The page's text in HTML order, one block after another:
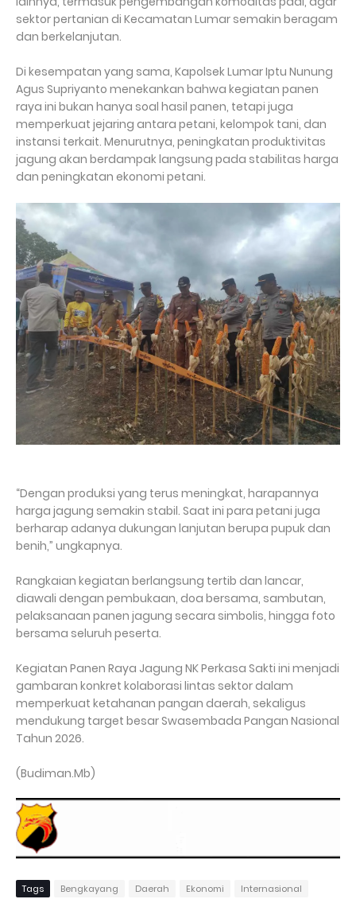
sektor pertanian di Kecamatan Lumar semakin beragam
dan berkelanjutan.
Di kesempatan yang sama, Kapolsek Lumar Iptu Nunung
Agus Supriyanto menekankan bahwa kegiatan panen
raya ini bukan hanya soal hasil panen, tetapi juga
memperkuat jejaring antara petani, kelompok tani, dan
instansi terkait. Menurutnya, peningkatan produktivitas
jagung akan berdampak langsung pada stabilitas harga
dan peningkatan ekonomi petani.
“Dengan produksi yang terus meningkat, harapannya
harga jagung semakin stabil. Saat ini para petani juga
berharap adanya dukungan lanjutan berupa pupuk dan
benih,” ungkapnya.
Rangkaian kegiatan berlangsung tertib dan lancar,
diawali dengan pembukaan, doa bersama, sambutan,
pelaksanaan panen jagung secara simbolis, hingga foto
bersama seluruh peserta.
Kegiatan Panen Raya Jagung NK Perkasa Sakti ini menjadi
gambaran konkret kolaborasi lintas sektor dalam
memperkuat ketahanan pangan daerah, sekaligus
mendukung target besar Swasembada Pangan Nasional
Tahun 2026.
(Budiman.Mb)
Tags Bengkayang Daerah Ekonomi
Internasional